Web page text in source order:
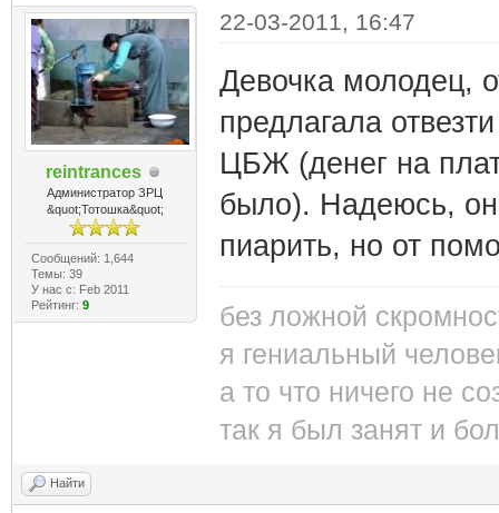
reintrances
Администратор ЗРЦ
&quot;Тотошка&quot;
Сообщений: 1,644
Темы: 39
У нас с: Feb 2011
Рейтинг: 9
22-03-2011, 16:47
Девочка молодец,
предлагала
ЦБЖ (денег на
было). Надеюсь,
пиарить, но от
без ложной
я гениальный
а то что ничего не
так я был занят и
Найти